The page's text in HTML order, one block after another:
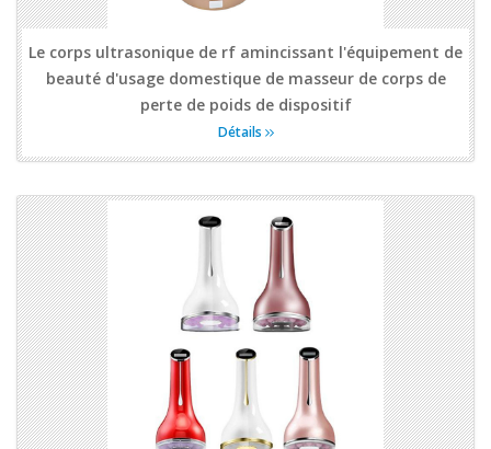
Le corps ultrasonique de rf amincissant l'équipement de
beauté d'usage domestique de masseur de corps de
perte de poids de dispositif
Détails